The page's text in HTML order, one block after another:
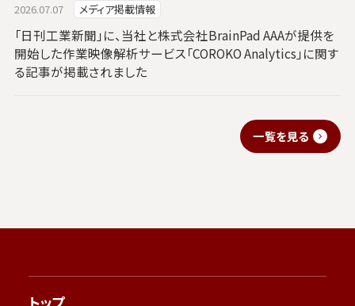
2026.07.07 メディア掲載情報
「日刊工業新聞」に、当社と株式会社BrainPad AAAが提供を
開始した作業映像解析サービス「COROKO Analytics」に関す
る記事が掲載されました
一覧を見る
トップ